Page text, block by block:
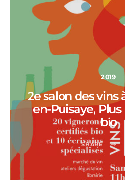
2019
2e salon des vins
en-Puisaye,
bio
SHARE